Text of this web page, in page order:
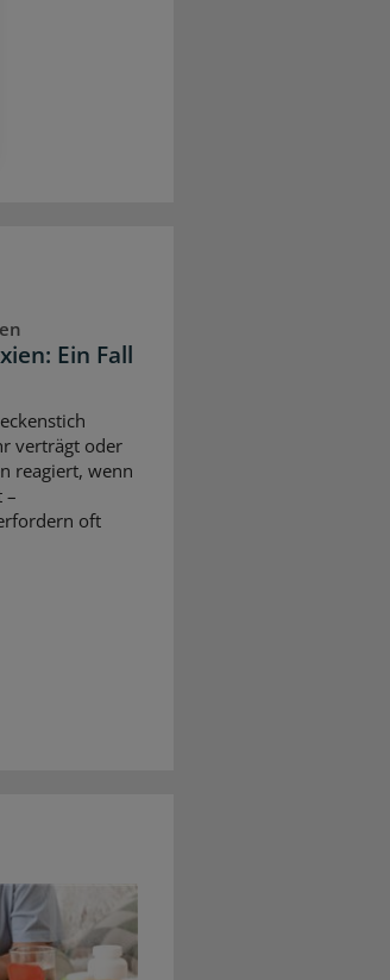
Ein Fall
verträgt oder
reagiert, wenn
–
oft